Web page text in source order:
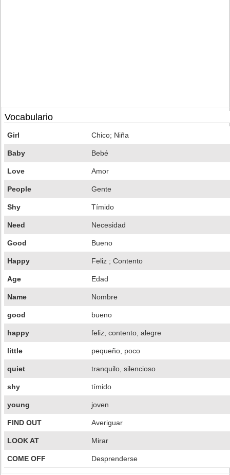
Vocabulario
Girl Chico; Niña
Baby Bebé
Love Amor
People Gente
Shy Tímido
Need Necesidad
Good Bueno
Happy Feliz ; Contento
Age Edad
Name Nombre
good bueno
happy feliz, contento, alegre
little pequeño, poco
quiet tranquilo, silencioso
shy tímido
young joven
FIND OUT Averiguar
LOOK AT Mirar
COME OFF Desprenderse